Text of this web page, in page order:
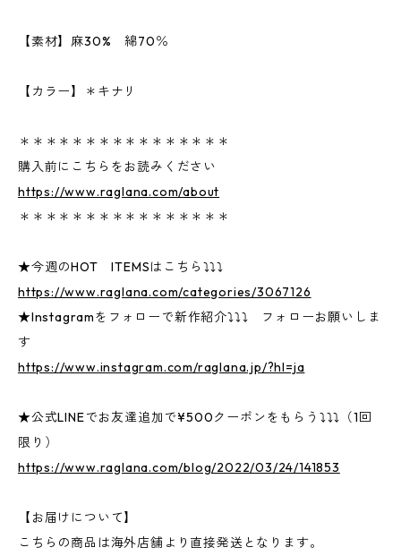
【素材】麻30% 綿70％
【カラー】＊キナリ
＊＊＊＊＊＊＊＊＊＊＊＊＊＊＊＊
購入前にこちらをお読みください
https://www.raglana.com/about
＊＊＊＊＊＊＊＊＊＊＊＊＊＊＊＊
★今週のHOT ITEMSはこちら⤵⤵⤵
https://www.raglana.com/categories/3067126
★Instagramをフォローで新作紹介⤵⤵⤵ フォローお願いしま
す
https://www.instagram.com/raglana.jp/?hl=ja
★公式LINEでお友達追加で¥500クーポンをもらう⤵⤵⤵（1回
限り）
https://www.raglana.com/blog/2022/03/24/141853
【お届けについて】
こちらの商品は海外店舗より直接発送となります。